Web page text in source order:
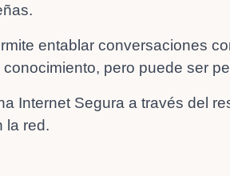
entablar conversaciones
pero puede ser
Internet Segura a través del
la red.